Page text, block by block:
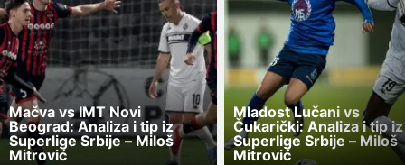
Mačva vs IMT Novi
Beograd: Analiza i tip iz
Superlige Srbije – Miloš
Mitrović
Mladost Lučani vs
Čukarički: Analiza i tip iz
Superlige Srbije – Miloš
Mitrović